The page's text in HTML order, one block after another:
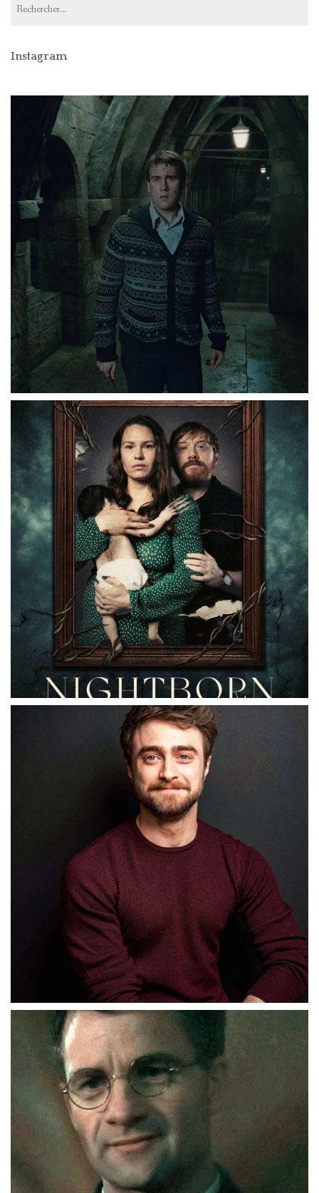
Instagram